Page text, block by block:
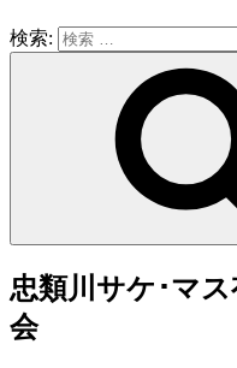
検索:
忠類川サケ･マ
会